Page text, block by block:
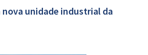
nova unidade industrial da